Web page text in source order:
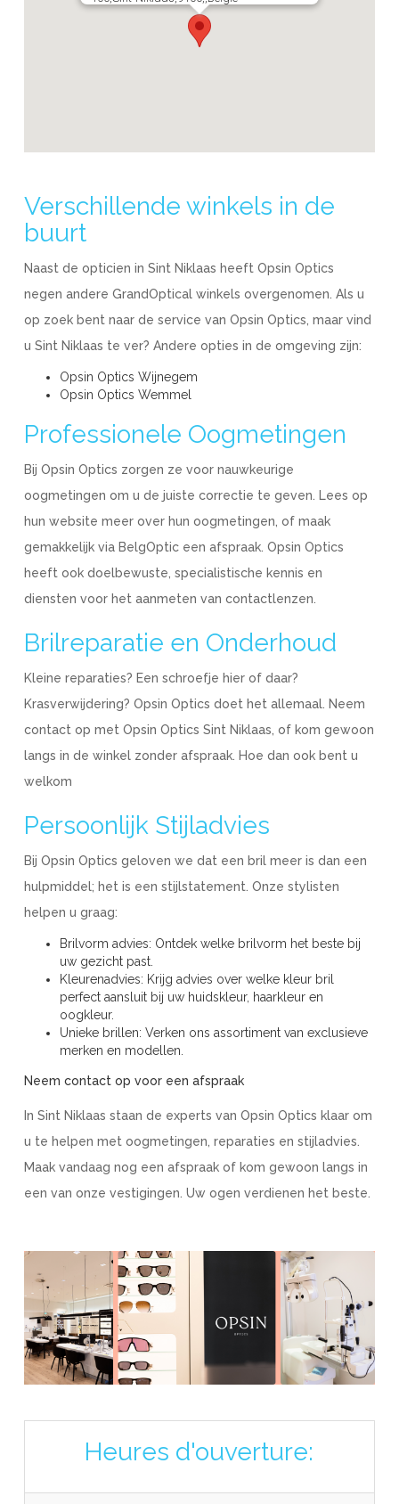
Verschillende winkels in de
buurt
Naast de opticien in Sint Niklaas heeft Opsin Optics
negen andere GrandOptical winkels overgenomen. Als u
op zoek bent naar de service van Opsin Optics, maar vind
u Sint Niklaas te ver? Andere opties in de omgeving zijn:
Opsin Optics Wijnegem
Opsin Optics Wemmel
Professionele Oogmetingen
Bij Opsin Optics zorgen ze voor nauwkeurige
oogmetingen om u de juiste correctie te geven. Lees op
hun website meer over hun oogmetingen, of maak
gemakkelijk via BelgOptic een afspraak. Opsin Optics
heeft ook doelbewuste, specialistische kennis en
diensten voor het aanmeten van contactlenzen.
Brilreparatie en Onderhoud
Kleine reparaties? Een schroefje hier of daar?
Krasverwijdering? Opsin Optics doet het allemaal. Neem
contact op met Opsin Optics Sint Niklaas, of kom gewoon
langs in de winkel zonder afspraak. Hoe dan ook bent u
welkom
Persoonlijk Stijladvies
Bij Opsin Optics geloven we dat een bril meer is dan een
hulpmiddel; het is een stijlstatement. Onze stylisten
helpen u graag:
Brilvorm advies: Ontdek welke brilvorm het beste bij
uw gezicht past.
Kleurenadvies: Krijg advies over welke kleur bril
perfect aansluit bij uw huidskleur, haarkleur en
oogkleur.
Unieke brillen: Verken ons assortiment van exclusieve
merken en modellen.
Neem contact op voor een afspraak
In Sint Niklaas staan de experts van Opsin Optics klaar om
u te helpen met oogmetingen, reparaties en stijladvies.
Maak vandaag nog een afspraak of kom gewoon langs in
een van onze vestigingen. Uw ogen verdienen het beste.
Heures d'ouverture: